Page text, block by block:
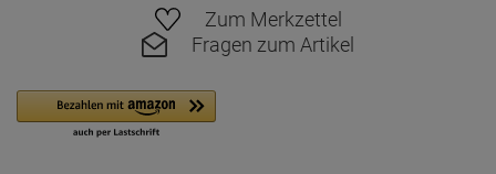
Zum Merkzettel
Fragen zum Artikel